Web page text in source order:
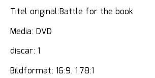
Titel original:Battle for the book
Media: DVD
discar: 1
Bildformat: 16:9, 1.78:1